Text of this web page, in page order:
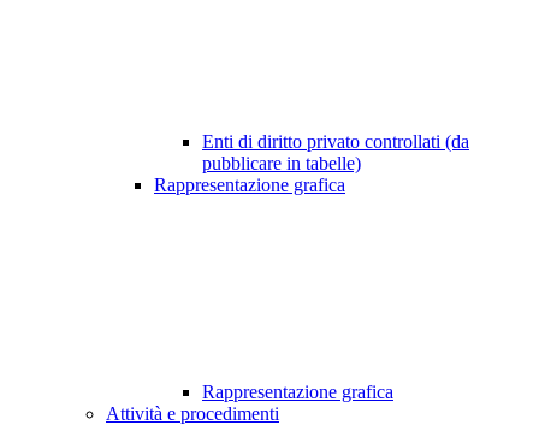
Enti di diritto privato controllati (da
pubblicare in tabelle)
Rappresentazione grafica
Rappresentazione grafica
Attività e procedimenti